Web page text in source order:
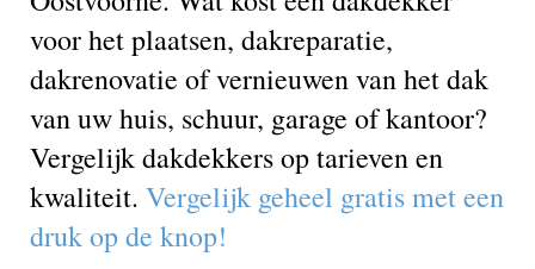
voor het plaatsen, dakreparatie,
dakrenovatie of vernieuwen van het dak
van uw huis, schuur, garage of kantoor?
Vergelijk dakdekkers op tarieven en
kwaliteit. Vergelijk geheel gratis met een
druk op de knop!